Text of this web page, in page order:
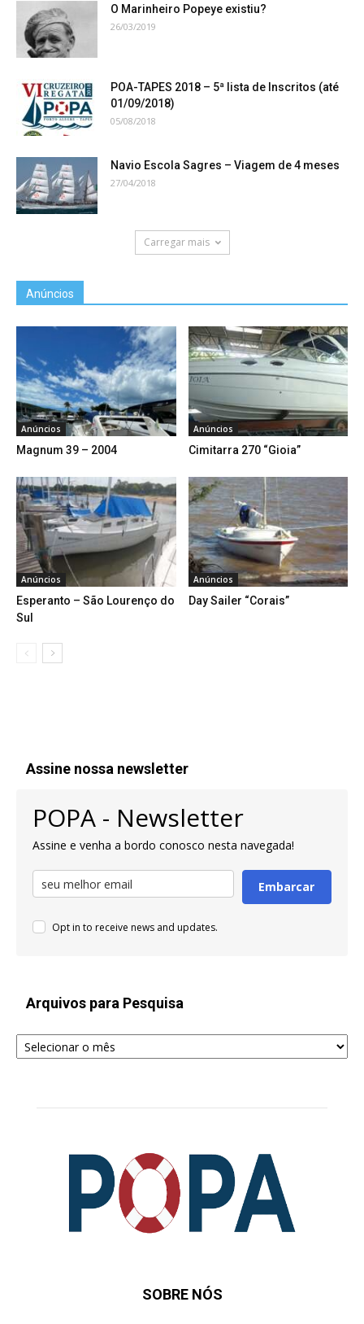
O Marinheiro Popeye existiu?
26/03/2019
POA-TAPES 2018 – 5ª lista de Inscritos (até
01/09/2018)
05/08/2018
Navio Escola Sagres – Viagem de 4 meses
27/04/2018
Carregar mais
Anúncios
Anúncios
Magnum 39 – 2004
Anúncios
Cimitarra 270 “Gioia”
Anúncios
Esperanto – São Lourenço do
Sul
Anúncios
Day Sailer “Corais”
Assine nossa newsletter
POPA - Newsletter
Assine e venha a bordo conosco nesta navegada!
Embarcar
Opt in to receive news and updates.
Arquivos para Pesquisa
Arquivos
para
SOBRE NÓS